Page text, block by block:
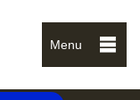
Menu